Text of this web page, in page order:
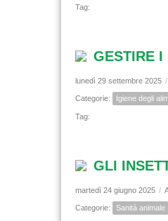
Tag:
GESTIRE I
lunedì 29 settembre 2025 /
Categorie: Igiene degli
Tag:
GLI
martedì 24 giugno 2025 /
Categorie: Sanità animale